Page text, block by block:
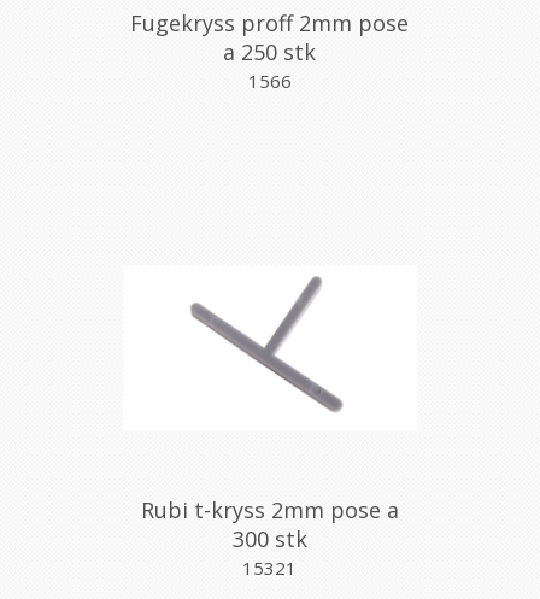
Fugekryss proff 2mm pose
a 250 stk
1566
Rubi t-kryss 2mm pose a
300 stk
15321